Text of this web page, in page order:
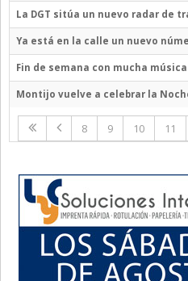
La DGT sitúa un nuevo radar de
Ya está en la calle un nuevo
Fin de semana con mucha
Montijo vuelve a celebrar la
8 9 10 11